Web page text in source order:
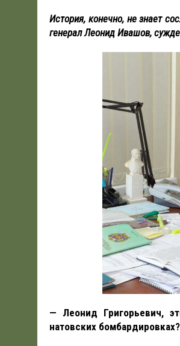
История, конечно, не знает
генерал Леонид Ивашов,
— Леонид Григорьевич,
натовских бомбардировках?